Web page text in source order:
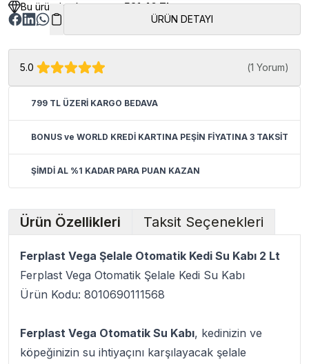
Bu üründen kazancınız521.40 TL
ÜRÜN DETAYI
5.0 (1 Yorum)
799 TL ÜZERİ KARGO BEDAVA
BONUS ve WORLD KREDİ KARTINA PEŞİN FİYATINA 3 TAKSİT
ŞİMDİ AL %1 KADAR PARA PUAN KAZAN
Ürün Özellikleri Taksit Seçenekleri
Ferplast Vega Şelale Otomatik Kedi Su Kabı 2 Lt
Ferplast Vega Otomatik Şelale Kedi Su Kabı
Ürün Kodu: 8010690111568
Ferplast Vega Otomatik Su Kabı, kedinizin ve
köpeğinizin su ihtiyaçını karşılayacak şelale